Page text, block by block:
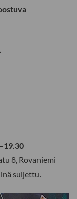
8, Rovaniemi
suljettu.